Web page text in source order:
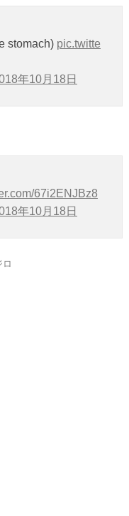
stomach) pic.twitte
年10月18日
67i2ENJBz8
年10月18日
ロ